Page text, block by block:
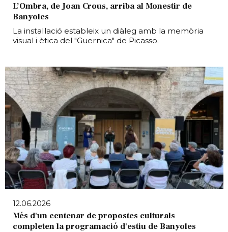
L’Ombra, de Joan Crous, arriba al Monestir de
Banyoles
La instal·lació estableix un diàleg amb la memòria
visual i ètica del "Guernica" de Picasso.
12.06.2026
Més d'un centenar de propostes culturals
completen la programació d'estiu de Banyoles